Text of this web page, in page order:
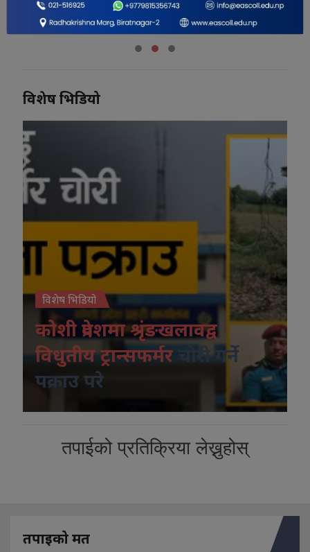
नयाँ कार्यालय सञ्चालनमा
विशेष भिडियो
विशेष भिडियो
कोशी प्रदेशमा श्रृंङखलावद्व
विधुतीय ट्रान्सफर्मर
चोरी गर्ने
पक्राउ परे
तपाईको प्रतिक्रिया लेख्नुहोस्
तपाइको मत